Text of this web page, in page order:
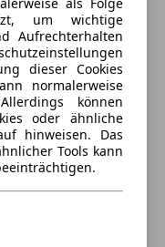
um wichtige
Aufrechterhalten
dieser Cookies
normalerweise
können
oder ähnliche
hinweisen. Das
Tools kann